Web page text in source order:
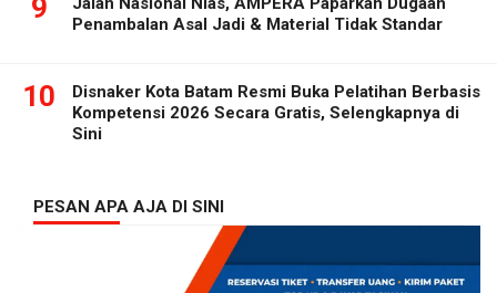
9
Penambalan Asal Jadi & Material Tidak Standar
10
Disnaker Kota Batam Resmi Buka Pelatihan Berbasis
Kompetensi 2026 Secara Gratis, Selengkapnya di
Sini
PESAN APA AJA DI SINI